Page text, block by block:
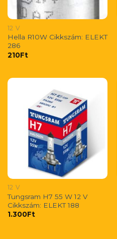
12 V
Hella R10W Cikkszám: ELEKT
286
210Ft
12 V
Tungsram H7 55 W 12 V
Cikkszám: ELEKT 188
1.300Ft